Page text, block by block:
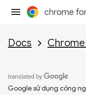
Docs
Google sử dụng công